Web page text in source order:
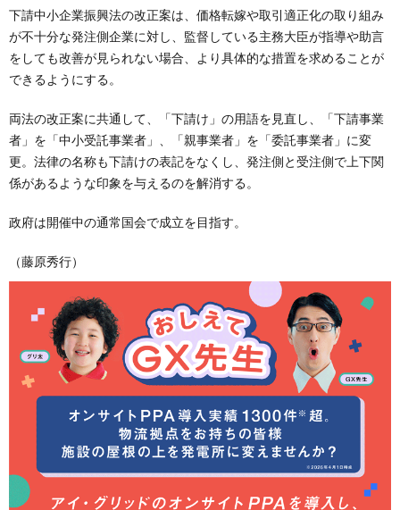
下請中小企業振興法の改正案は、価格転嫁や取引適正化の取り組み
が不十分な発注側企業に対し、監督している主務大臣が指導や助言
をしても改善が見られない場合、より具体的な措置を求めることが
できるようにする。
両法の改正案に共通して、「下請け」の用語を見直し、「下請事業
者」を「中小受託事業者」、「親事業者」を「委託事業者」に変
更。法律の名称も下請けの表記をなくし、発注側と受注側で上下関
係があるような印象を与えるのを解消する。
政府は開催中の通常国会で成立を目指す。
（藤原秀行）